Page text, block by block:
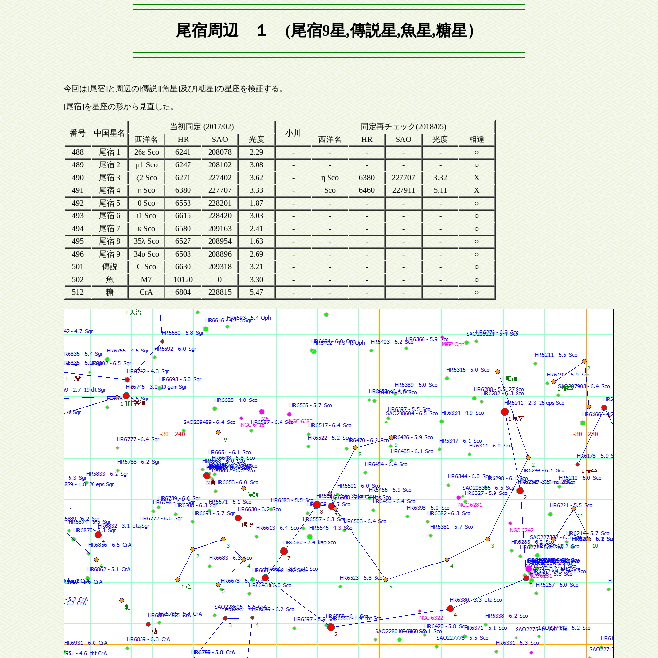
尾宿周辺 １ (尾宿9星,傳説星,魚星,糖星）
今回は[尾宿]と周辺の[傳説][魚星]及び[糖星]の星座を検証する。
[尾宿]を星座の形から見直した。
番号 中国星名
当初同定 (2017/02)
小川
同定再チェック(2018/05)
西洋名
HR SAO 光度 西洋名 HR SAO 光度
相違
488
尾宿 1 26ε Sco 6241 208078 2.29 - - - - -
○
489
尾宿 2 μ1 Sco 6247 208102 3.08 - - - - -
○
490
尾宿 3 ζ2 Sco 6271 227402 3.62 - η Sco 6380 227707 3.32
X
491
尾宿 4 η Sco 6380 227707 3.33 - Sco 6460 227911 5.11
X
492
尾宿 5 θ Sco 6553 228201 1.87 - - - - -
○
493
尾宿 6 ι1 Sco 6615 228420 3.03 - - - - -
○
494
尾宿 7 κ Sco 6580 209163 2.41 - - - - -
○
495
尾宿 8 35λ Sco 6527 208954 1.63 - - - - -
○
496
尾宿 9 34υ Sco 6508 208896 2.69 - - - - -
○
501
傳説 G Sco 6630 209318 3.21 - - - - -
○
502
魚 M7 10120 0 3.30 - - - - -
○
512
糖 CrA 6804 228815 5.47 - - - - - ○